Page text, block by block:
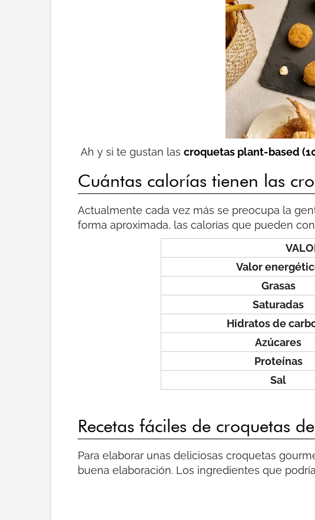
Ah y si te gustan las croquetas plant-based
Cuántas calorías tienen las
Actualmente cada vez más se preocupa la
forma aproximada, las calorías que pueden
Valor
Grasas
Saturadas
Hidratos de
Azúcares
Proteínas
Sal
Recetas fáciles de croquetas
Para elaborar unas deliciosas croquetas
buena elaboración. Los ingredientes que